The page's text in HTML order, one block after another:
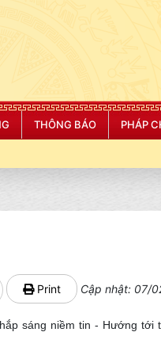
THÔNG BÁO PHÁP
Print Cập nhật: 07/
sáng niềm tin - Hướng tới